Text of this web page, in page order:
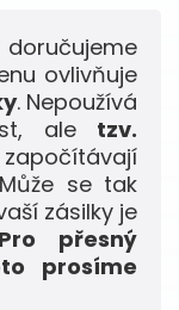
ovlivňuje
. Nepoužívá
ale tzv.
se tak
zásilky je
Pro přesný
prosíme